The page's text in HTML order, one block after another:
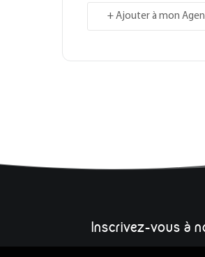
+ Ajouter à mon
Inscrivez-vous à